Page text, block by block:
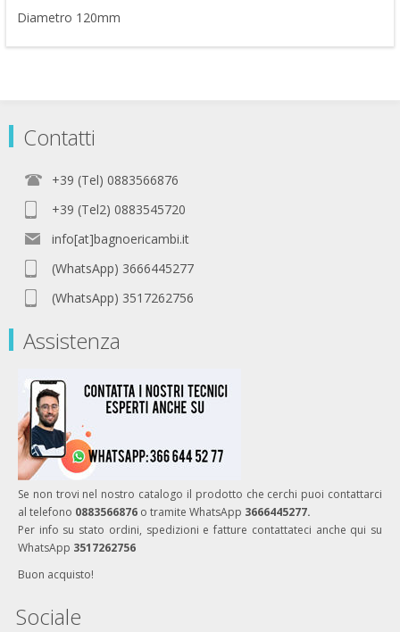
Diametro 120mm
Contatti
+39 (Tel) 0883566876
+39 (Tel2) 0883545720
info[at]bagnoericambi.it
(WhatsApp) 3666445277
(WhatsApp) 3517262756
Assistenza
Se non trovi nel nostro catalogo il prodotto che cerchi puoi contattarci
al telefono 0883566876 o tramite WhatsApp 3666445277.
Per info su stato ordini, spedizioni e fatture contattateci anche qui su
WhatsApp 3517262756
Buon acquisto!
Sociale